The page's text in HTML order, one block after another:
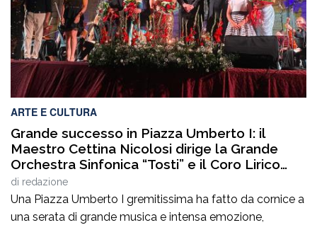
ARTE E CULTURA
Grande successo in Piazza Umberto I: il
Maestro Cettina Nicolosi dirige la Grande
Orchestra Sinfonica “Tosti” e il Coro Lirico
“Salecchi” Città di Chieti
di redazione
Una Piazza Umberto I gremitissima ha fatto da cornice a
una serata di grande musica e intensa emozione,